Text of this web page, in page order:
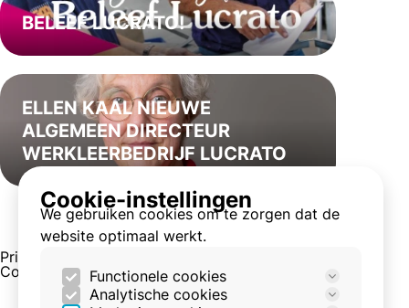
Cookie-instellingen
We gebruiken cookies om te zorgen dat de
website optimaal werkt.
Functionele cookies
Deze cookies zijn nodig om de site goed te
Analytische cookies
BELEEF LUCRATO!
ELLEN KAAL NIEUWE
ALGEMEEN DIRECTEUR
WERKLEERBEDRIJF LUCRATO
← Pagina 4 van 9
Privacy en cookies
Cookie-instellingen